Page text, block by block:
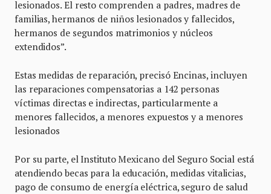
lesionados. El resto comprenden a padres, madres de
familias, hermanos de niños lesionados y fallecidos,
hermanos de segundos matrimonios y núcleos
extendidos”.
Estas medidas de reparación, precisó Encinas, incluyen
las reparaciones compensatorias a 142 personas
víctimas directas e indirectas, particularmente a
menores fallecidos, a menores expuestos y a menores
lesionados
Por su parte, el Instituto Mexicano del Seguro Social está
atendiendo becas para la educación, medidas vitalicias,
pago de consumo de energía eléctrica, seguro de salud